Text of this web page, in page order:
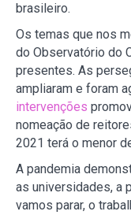
brasileiro.
Os temas que nos
do Observatório do
presentes. As
ampliaram e foram
intervenções
nomeação de
2021 terá o menor
A pandemia
as universidades, a
vamos parar, o